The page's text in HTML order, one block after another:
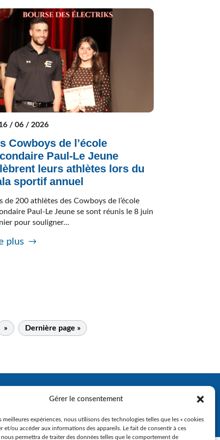
Gérer le consentement
meilleures expériences, nous utilisons des technologies telles que les « cookies
et/ou accéder aux informations des appareils. Le fait de consentir à ces
permettra de traiter des données telles que le comportement de
/ 06 / 2026
Cowboys de l’école
Paul-Le Jeune
leurs athlètes lors du
sportif annuel
de 200 athlètes des Cowboys de l’école
Paul-Le Jeune se sont réunis le 8 juin
pour souligner...
plus
» Dernière page »